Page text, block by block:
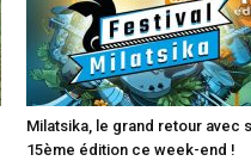
Milatsika, le grand retour avec
15ème édition ce week-end !